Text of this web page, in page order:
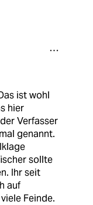
ist wohl
hier
Verfasser
genannt.
sollte
Ihr seit
auf
Feinde.